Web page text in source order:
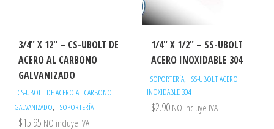
3/4″ X 12″ – CS-UBOLT DE
ACERO AL CARBONO
GALVANIZADO
CS-UBOLT DE ACERO AL CARBONO
GALVANIZADO, SOPORTERÍA
$15.95 NO incluye IVA
1/4″ X 1/2″ – SS-UBOLT
ACERO INOXIDABLE 304
SOPORTERÍA, SS-UBOLT ACERO
INOXIDABLE 304
$2.90 NO incluye IVA